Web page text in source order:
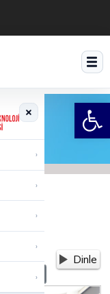
Translate
›
›
›
›
›
Dinle